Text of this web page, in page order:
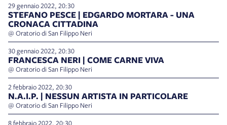
29 gennaio 2022, 20:30
STEFANO PESCE | EDGARDO MORTARA - UNA
CRONACA CITTADINA
@ Oratorio di San Filippo Neri
30 gennaio 2022, 20:30
FRANCESCA NERI | COME CARNE VIVA
@ Oratorio di San Filippo Neri
2 febbraio 2022, 20:30
N.A.I.P. | NESSUN ARTISTA IN PARTICOLARE
@ Oratorio di San Filippo Neri
8 febbraio 2022, 20:30